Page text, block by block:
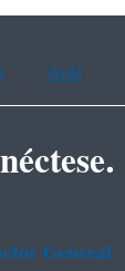
Aide
General